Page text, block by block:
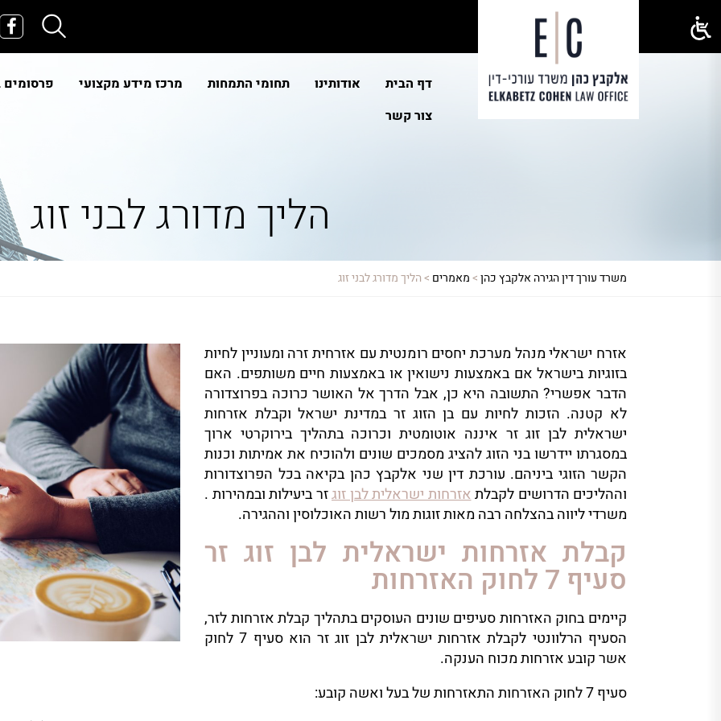
דף הבית אודותינו תחומי התמחות מרכז מידע מקצועי
צור קשר
הליך מדורג לבני זוג
משרד עורך דין הגירה אלקבץ כהן>מאמרים >הליך מדורג לבני זוג
אזרח ישראלי מנהל מערכת יחסים רומנטית עם אזרחית זרה ומעוניין לחיות
בזוגיות בישראל אם באמצעות נישואין או באמצעות חיים משותפים. האם
הדבר אפשרי? התשובה היא כן, אבל הדרך אל האושר כרוכה בפרוצדורה
לא קטנה. הזכות לחיות עם בן הזוג זר במדינת ישראל וקבלת אזרחות
ישראלית לבן זוג זר איננה אוטומטית וכרוכה בתהליך בירוקרטי ארוך
במסגרתו יידרשו בני הזוג להציג מסמכים שונים ולהוכיח את אמיתות וכנות
הקשר הזוגי ביניהם. עורכת דין שני אלקבץ כהן בקיאה בכל הפרוצדורות
וההליכים הדרושים לקבלתאזרחות ישראלית לבן זוגזר ביעילות ובמהירות .
משרדי ליווה בהצלחה רבה מאות זוגות מול רשות האוכלוסין וההגירה.
קבלת אזרחות ישראלית לבן זוג זר
סעיף 7 לחוק האזרחות
קיימים בחוק האזרחות סעיפים שונים העוסקים בתהליך קבלת אזרחות לזר,
הסעיף הרלוונטי לקבלת אזרחות ישראלית לבן זוג זר הוא סעיף 7 לחוק
אשר קובע אזרחות מכוח הענקה.
סעיף 7 לחוק האזרחות התאזרחות של בעל ואשה קובע: